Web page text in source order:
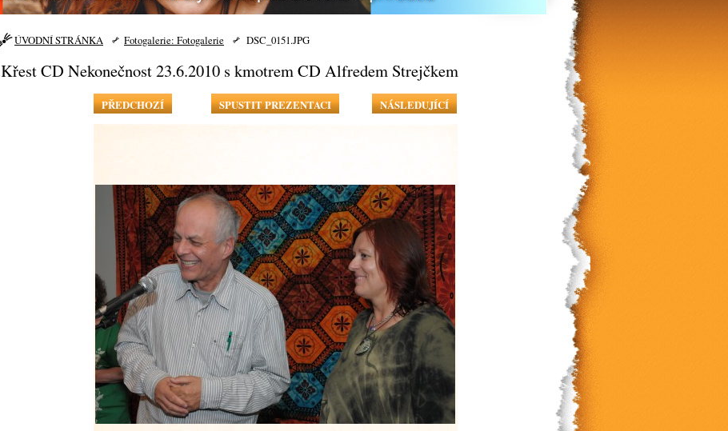
ÚVODNÍ STRÁNKA Fotogalerie: Fotogalerie DSC_0151.JPG
Křest CD Nekonečnost 23.6.2010 s kmotrem CD Alfredem Strejčkem
PŘEDCHOZÍ SPUSTIT PREZENTACI NÁSLEDUJÍCÍ